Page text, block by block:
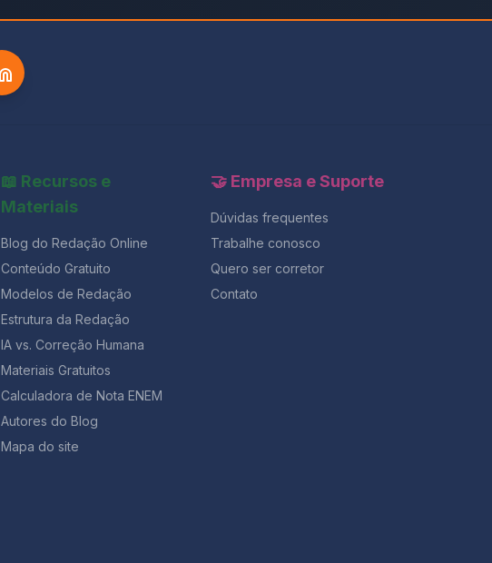
📖 Recursos e
Materiais
Blog do Redação Online
Conteúdo Gratuito
Modelos de Redação
Estrutura da Redação
IA vs. Correção Humana
Materiais Gratuitos
Calculadora de Nota ENEM
Autores do Blog
Mapa do site
🤝 Empresa e Suporte
Dúvidas frequentes
Trabalhe conosco
Quero ser corretor
Contato